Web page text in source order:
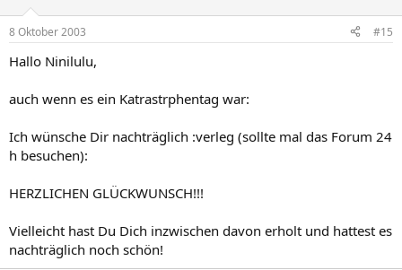
8 Oktober 2003 #15
Hallo Ninilulu,
auch wenn es ein Katrastrphentag war:
Ich wünsche Dir nachträglich :verleg (sollte mal das Forum 24
h besuchen):
HERZLICHEN GLÜCKWUNSCH!!!
Vielleicht hast Du Dich inzwischen davon erholt und hattest es
nachträglich noch schön!